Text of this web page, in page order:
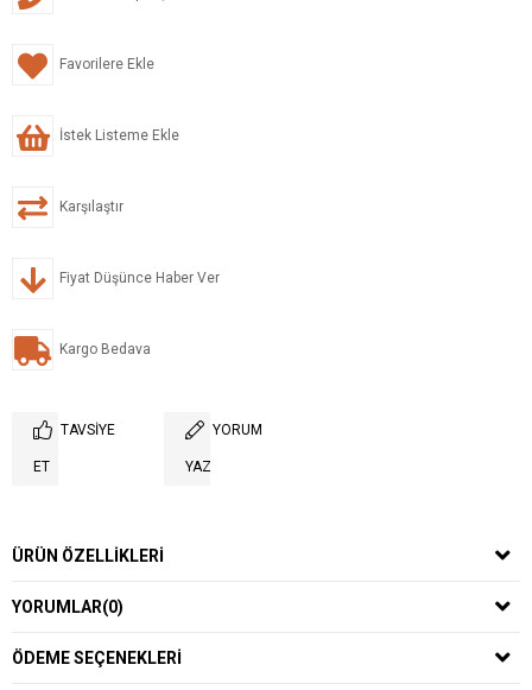
Favorilere Ekle
İstek Listeme Ekle
Karşılaştır
Fiyat Düşünce Haber Ver
Kargo Bedava
TAVSIYE
ET
YORUM
YAZ
ÜRÜN ÖZELLIKLERI
YORUMLAR(0)
ÖDEME SEÇENEKLERI